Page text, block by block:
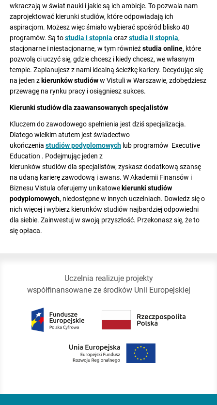
wkraczają w świat nauki i jakie są ich ambicje. To pozwala nam
zaprojektować kierunki studiów, które odpowiadają ich
aspiracjom. Możesz więc śmiało wybierać spośród blisko 40
programów. Są tostudia I stopnia orazstudia II stopnia,
stacjonarne i niestacjonarne, w tym równieżstudia online, które
pozwolą ci uczyć się, gdzie chcesz i kiedy chcesz, we własnym
tempie. Zaplanujesz z nami idealną ścieżkę kariery. Decydując się
na jeden z kierunków studióww Vistuli w Warszawie, zdobędziesz
przewagę na rynku pracy i osiągniesz sukces.
Kierunki studiów dla zaawansowanych specjalistów
Kluczem do zawodowego spełnienia jest dziś specjalizacja.
Dlatego wielkim atutem jest świadectwo
ukończenia studiów podyplomowych lub programów Executive
Education . Podejmując jeden z
kierunków studiów dla specjalistów, zyskasz dodatkową szansę
na udaną karierę zawodową i awans. W Akademii Finansów i
Biznesu Vistula oferujemy unikatowe kierunki studiów
podyplomowych, niedostępne w innych uczelniach. Dowiedz się o
nich więcej i wybierz kierunków studiów najbardziej odpowiedni
dla siebie. Zainwestuj w swoją przyszłość. Przekonasz się, że to
się opłaca.
Uczelnia realizuje projekty
współfinansowane ze środków Unii Europejskiej